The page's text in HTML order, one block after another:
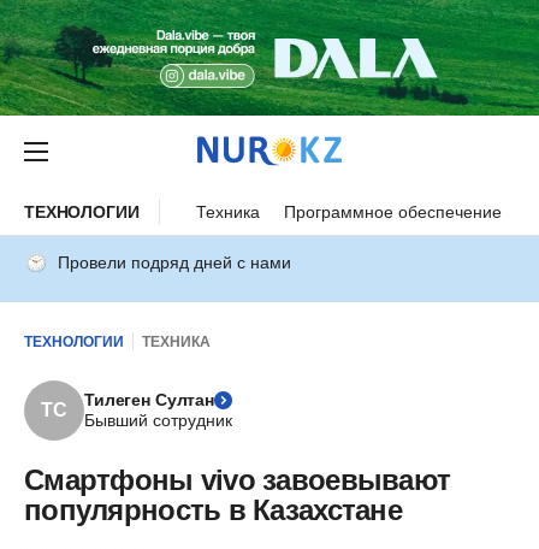
ТЕХНОЛОГИИ Техника Программное обеспечение
Провели подряд дней с нами
ТЕХНОЛОГИИ ТЕХНИКА
ТС
Тилеген Султан
Бывший сотрудник
Смартфоны vivo завоевывают
популярность в Казахстане